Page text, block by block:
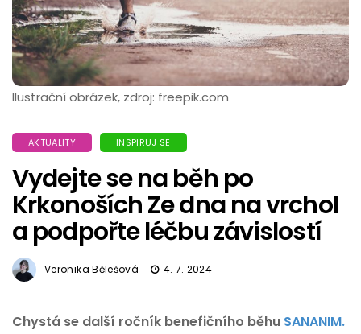
Ilustrační obrázek, zdroj: freepik.com
AKTUALITY INSPIRUJ SE
Vydejte se na běh po
Krkonoších Ze dna na vrchol
a podpořte léčbu závislostí
Veronika Bělešová 4. 7. 2024
Chystá se další ročník benefičního běhu SANANIM.